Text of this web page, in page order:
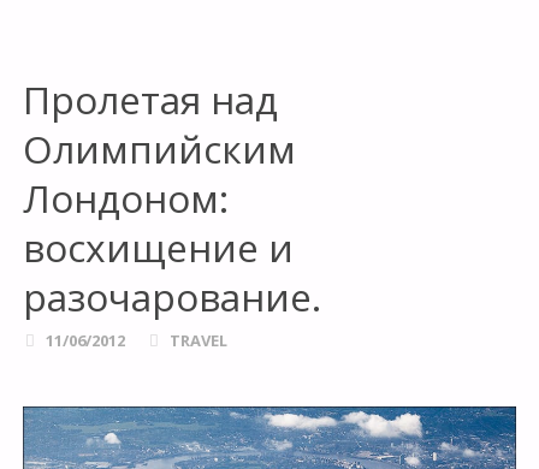
Пролетая над
Олимпийским
Лондоном:
восхищение и
разочарование.
11/06/2012 TRAVEL